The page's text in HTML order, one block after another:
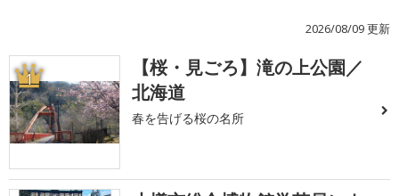
2026/08/09 更新
1
【桜・見ごろ】滝の上公園／
北海道
春を告げる桜の名所